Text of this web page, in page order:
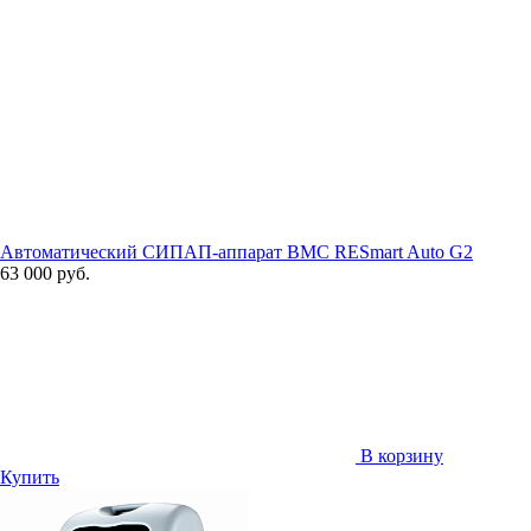
Автоматический СИПАП-аппарат BMC RESmart Auto G2
63 000 руб.
В корзину
Купить